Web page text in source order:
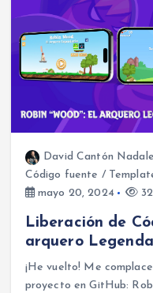
David Cantón
Código fuente /
mayo 20, 2024
Liberación de
arquero
¡He vuelto! Me
proyecto en GitHub: